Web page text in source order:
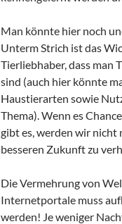
Man könnte hier noch
Unterm Strich ist das
Tierliebhaber, dass man
sind (auch hier könnte
Haustierarten sowie
Thema). Wenn es
gibt es, werden wir nicht
besseren Zukunft zu
Die Vermehrung von
Internetportale muss
werden! Je weniger